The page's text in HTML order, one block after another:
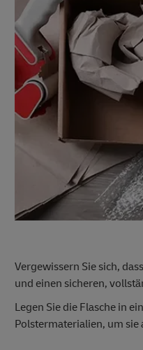
Vergewissern Sie sich,
und einen sicheren,
Legen Sie die Flasche in
Polstermaterialien, um sie